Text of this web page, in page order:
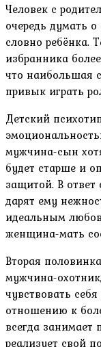
Человек с
очередь думать
словно ребёнка.
избранника
что наибольшая
привык играть
Детский
мужчина-сын
будет старше и
защитой. В
дарят ему
идеальным
женщина-мать
Вторая
мужчина-
чувствовать
отношению к
всегда
реализует свой